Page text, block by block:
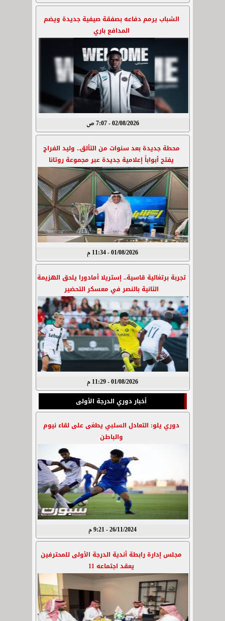
الشباب يرمم دفاعه بصفقة صيفية جديدة ويضم
المدافع باري
02/08/2026 - 7:07 ص
محطة جديدة بعد سنوات من التألق.. وليد الفراج
يفتح أبواباً إعلامية جديدة عبر مجموعة روتانا
01/08/2026 - 11:34 م
تجربة برتغالية قاسية.. إستريلا أمادورا يلحق الهزيمة
الثانية بالنصر في معسكر التحضير
01/08/2026 - 11:29 م
أخبار دوري الدرجة الأولى
دوري يلو: التعادل السلبي يطغى على لقاء نيوم
والباطن
26/11/2024 - 9:21 م
مجلس إدارة رابطة أندية الدرجة الأولى للمحترفين
يعقد اجتماعه 11